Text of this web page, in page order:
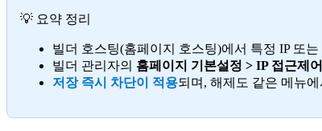
💡 요약 정리
빌더 호스팅(홈페이지 호스팅)에서 특정 IP 또
빌더 관리자의 홈페이지 기본설정 > IP 접근제어
저장 즉시 차단이 적용되며, 해제도 같은 메뉴